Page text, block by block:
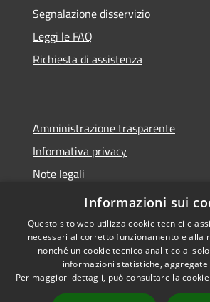
Segnalazione disservizio
Leggi le FAQ
Richiesta di assistenza
Amministrazione trasparente
Informativa privacy
Note legali
Dichiarazione di accessibilità
Accessibilità
Porto
Informazioni sui
Questo sito web utilizza cookie tecnici e
necessari al corretto funzionamento e alla
nonché un cookie tecnico analitico al
informazioni statistiche, aggregate
Per maggiori dettagli, può consultare la